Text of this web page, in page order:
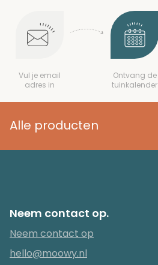
Vul je email
adres in
Ontvang de
tuinkalender
Alle producten
Neem contact op.
Neem contact op
hello@moowy.nl